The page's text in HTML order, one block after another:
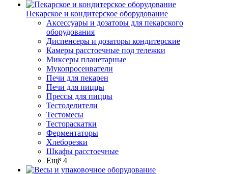
Пекарское и кондитерское оборудование
Аксессуары и дозаторы для пекарского
оборудования
Диспенсеры и дозаторы кондитерские
Камеры расстоечные под тележки
Миксеры планетарные
Мукопросеиватели
Печи для пекарен
Печи для пиццы
Прессы для пиццы
Тестоделители
Тестомесы
Тестораскатки
Ферментаторы
Хлеборезки
Шкафы расстоечные
Ещё 4